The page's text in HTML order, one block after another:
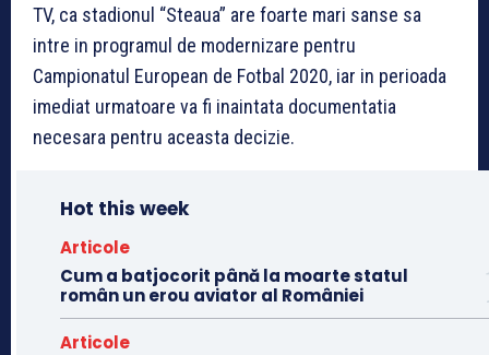
TV, ca stadionul “Steaua” are foarte mari sanse sa
intre in programul de modernizare pentru
Campionatul European de Fotbal 2020, iar in perioada
imediat urmatoare va fi inaintata documentatia
necesara pentru aceasta decizie.
Hot this week
Articole
Cum a batjocorit până la moarte statul
român un erou aviator al României
Articole